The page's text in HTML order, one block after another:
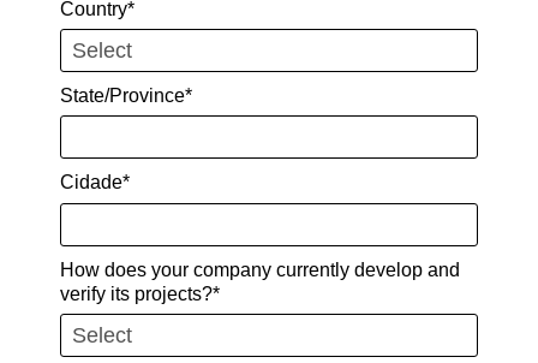
de design, minimizando riscos e
possibilitando o diálogo com autoridades
sobre o uso da simulação para certificação.
emergência da cabine, iluminação externa
e análise de aparência em diferentes
Benefícios
Ao utilizar validação digital, a Embraer
Country*
State/Province*
Cidade*
How does your company currently develop and
verify its projects?*